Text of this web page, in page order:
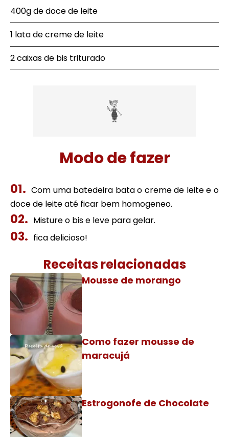
400g de doce de leite
1 lata de creme de leite
2 caixas de bis triturado
Modo de fazer
Com uma batedeira bata o creme de leite e o
doce de leite até ficar bem homogeneo.
Misture o bis e leve para gelar.
fica delicioso!
Receitas relacionadas
Mousse de morango
Como fazer mousse de
maracujá
Estrogonofe de Chocolate